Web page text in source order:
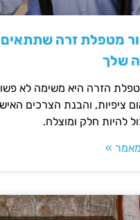
מטפלת זרה
שלך
הזרה היא משימה לא
ציפיות, והבנת הצרכים
להיות חלק ומוצלח.
»